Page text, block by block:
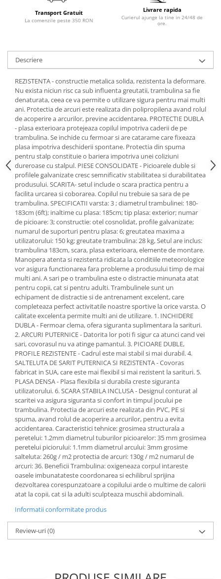
Transport Gratuit
La comenzile peste 350 RON
Livrare rapida
Curierul ajunge la tine in 24/48 de
ore.
Descriere
REZISTENTA - constructie metalica solida, rezistenta la deformare.
Nu exista niciun risc ca sub influenta greutatii, trambulina sa fie
denaturata, ceea ce va permite o utilizare sigura pentru mai multi
ani. Protectia de arcuri este realizata din polipropilena avand rolul
de acoperire a arcurilor, previne accidentarea. PROTECTIE DUBLA
- plasa exterioara protejeaza copilul impotriva caderii de pe
trambulina. Se inchide cu fermoar si are catarame care fixeaza
plasa impotriva deschiderii spontane. Protectia din spuma
pentru stalp constituie o bariera impotriva unei coliziuni
dureroase cu stalpul. PIESE CONSOLIDATE - Picioarele duble si
profilele galvanizate cresc semnificativ stabilitatea si durabilitatea
produsului. SCARITA- setul include o scara practica pentru a
facilita urcarea si coborarea. Copilul nu trebuie sa sara de pe
trambulina. SPECIFICATII varsta: 3 ; diametrul trambulinei: 180-
183cm (6ft); inaltime cu plasa: 185cm; tip plasa: exterior; numar
de picioare: 3; constructie: otel cosnolidat, profile galvanizate;
numarul de suporturi pentru plasa: 6; greutatea maxima a
utilizatorului: 150 kg; greutate trambulina: 28 kg, Setul are inclus:
trambulina 183cm, scara, plasa exterioara, elemente de montare.
Manopera atenta si rezistenta ridicata la conditiile meteorologice
vor asigura functionarea fara probleme a produsului timp de mai
multi ani. A sari pe o trambulina este o distractie minunata atat
pentru copii, cat si pentru adulti. Trambulinele sunt un
echipament de distractie si de antrenament excelent, care
completeaza perfect activitatile noastre sportive la orice varsta. O
calitate excelenta permite multi ani de utilizare. 1. INCHIDERE
DUBLA - Fermoar clema, ofera siguranta suplimentara la sarituri.
2. ARCURI PUTERNICE - Datorita lor poti fi sigur ca atunci cand vei
sari, covorasul nu va atinge pamantul. 3. PICIOARE DUBLE,
PROFILE REZISTENTE - Cadrul este mai stabil si mai durabil. 4.
SALTELUTA DE SARIT PUTERNICA SI REZISTENTA - Covoras
fabricat in SUA, care este mai flexibil si mai rezistent la sarituri. 5.
PLASA DENSA - Plasa flexibila si durabila creste siguranta
utilizatorului. 6. SCARA STABILA INCLUSA - Designul conturat al
scaritei va asigura siguranta si confort in timpul jocului pe
trambulina. Protectia de arcuri este realizata din PVC, PE si
spuma, avand rolul de acoperire a arcurilor, pentru a evita
accidentarea. Caracteristici tehnice: grosimea structurala a
peretelui: 1.2mm diametrul tuburilor picioarelor: 35 mm grosimea
peretelui piciorului: 1.1mm diametrul arcului: 3mm grosime
salteluta: 260g / m2 protectia de arcuri: 130g / m2 numarul de
arcuri: 36. Beneficii Trambulina: oxigeneaza corpul intareste
oasele imbunatateste coordonarea si echilibrul sprijina
dezvoltarea corespunzatoare a copilului arde o multime de calorii
atat la copii, cat si la adulti sculpteaza muschii abdominali.
Informatii conformitate produs
Review-uri(0)